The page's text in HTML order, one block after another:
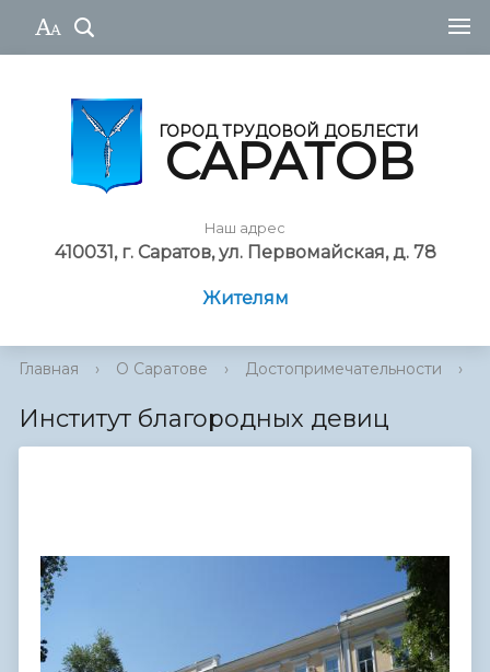
ГОРОД ТРУДОВОЙ ДОБЛЕСТИ
САРАТОВ
Наш адрес
410031, г. Саратов, ул. Первомайская, д. 78
Жителям
Главная › О Саратове › Достопримечательности ›
Институт благородных девиц